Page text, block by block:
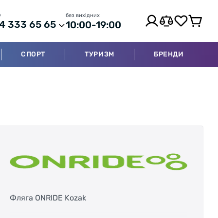
333 65 65
без вихідних
10:00-19:00
СПОРТ ТУРИЗМ БРЕНДИ
Фляга ONRIDE Kozak